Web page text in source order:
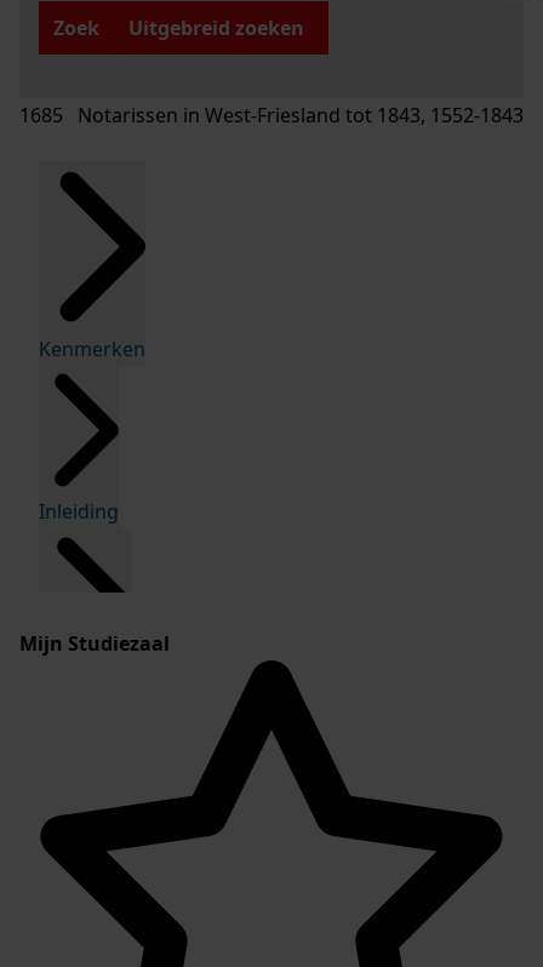
Zoek
Uitgebreid zoeken
1685 Notarissen in West-Friesland tot 1843, 1552-1843
Kenmerken
Inleiding
Mijn Studiezaal